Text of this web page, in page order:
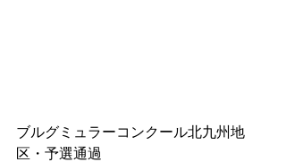
ブルグミュラーコンクール北九州地
区・予選通過